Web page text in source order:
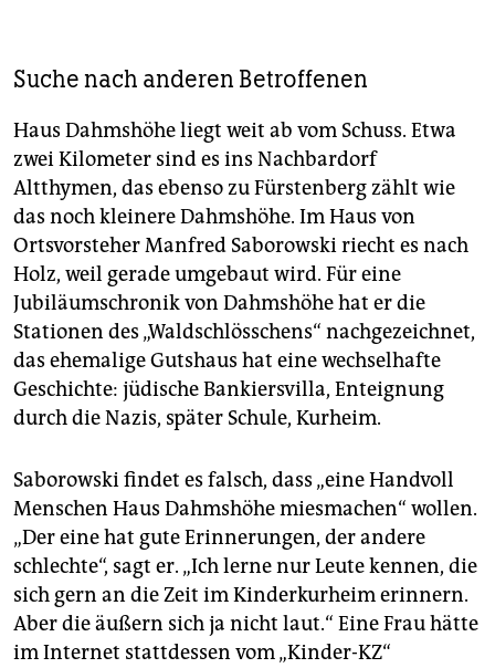
Suche nach anderen Betroffenen
Haus Dahmshöhe liegt weit ab vom Schuss. Etwa
zwei Kilometer sind es ins Nachbardorf
Altthymen, das ebenso zu Fürstenberg zählt wie
das noch kleinere Dahmshöhe. Im Haus von
Ortsvorsteher Manfred Saborowski riecht es nach
Holz, weil gerade umgebaut wird. Für eine
Jubiläumschronik von Dahmshöhe hat er die
Stationen des „Waldschlösschens“ nachgezeichnet,
das ehemalige Gutshaus hat eine wechselhafte
Geschichte: jüdische Bankiersvilla, Enteignung
durch die Nazis, später Schule, Kurheim.
Saborowski findet es falsch, dass „eine Handvoll
Menschen Haus Dahms­höhe miesmachen“ wollen.
„Der eine hat gute Erinnerungen, der andere
schlechte“, sagt er. „Ich lerne nur Leute kennen, die
sich gern an die Zeit im Kinderkurheim erinnern.
Aber die äußern sich ja nicht laut.“ Eine Frau hätte
im Internet stattdessen vom „Kinder-KZ“